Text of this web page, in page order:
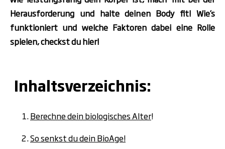
Herausforderung und halte deinen Body fit! Wie’s
funktioniert und welche Faktoren dabei eine Rolle
spielen, checkst du hier!
Inhaltsverzeichnis:
Berechne dein biologisches Alter!
So senkst du dein BioAge!